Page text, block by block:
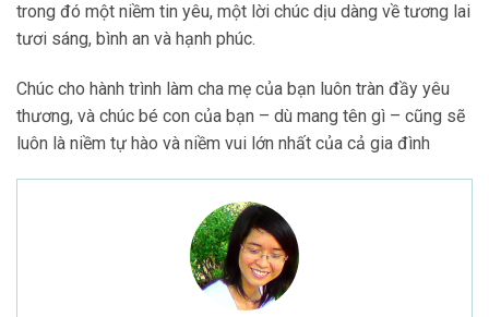
trong đó một niềm tin yêu, một lời chúc dịu dàng về tương lai
tươi sáng, bình an và hạnh phúc.
Chúc cho hành trình làm cha mẹ của bạn luôn tràn đầy yêu
thương, và chúc bé con của bạn – dù mang tên gì – cũng sẽ
luôn là niềm tự hào và niềm vui lớn nhất của cả gia đình